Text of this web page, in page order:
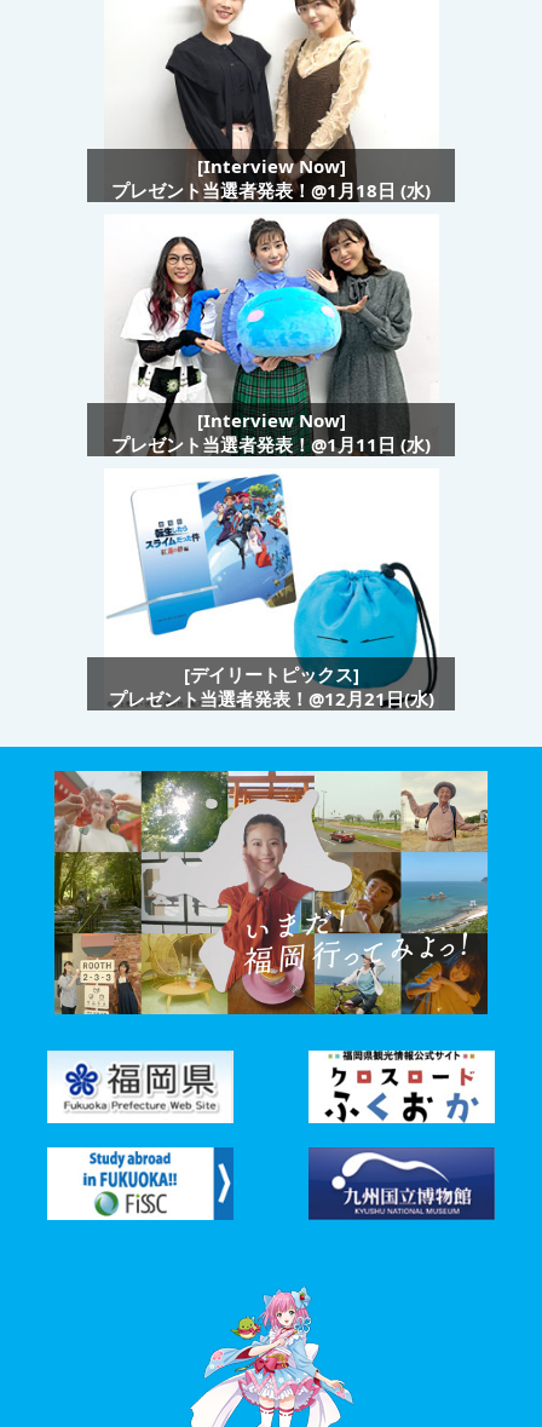
[Interview Now]
プレゼント当選者発表！@1月18日 (水)
[Interview Now]
プレゼント当選者発表！@1月11日 (水)
[デイリートピックス]
プレゼント当選者発表！@12月21日(水)